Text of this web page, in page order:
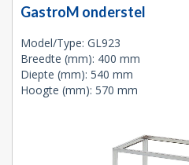
GastroM onderstel
Model/Type: GL923
Breedte (mm): 400 mm
Diepte (mm): 540 mm
Hoogte (mm): 570 mm